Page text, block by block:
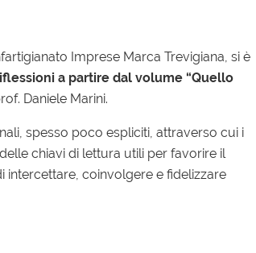
Imprese Marca Trevigiana, si è
a partire dal volume “Quello
Daniele Marini.
spesso poco espliciti, attraverso cui i
chiavi di lettura utili per favorire il
intercettare, coinvolgere e fidelizzare